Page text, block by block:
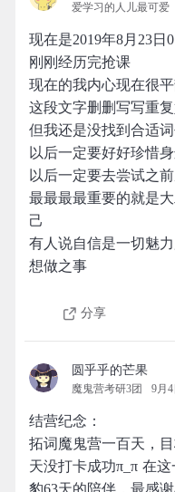
爱学习的人儿最可爱
现在是2019年8月23日
刚刚经历完抢课
现在的我内心现在很
这段文字删删写写重
但我还是没找到合适
以后一定要好好珍惜
以后一定要去尝试之
最最最最重要的就是
己
有人说自信是一切魅
想做之事
分享
圆乎乎的芒果
魔鬼营考研3团 9月
结营纪念：
拓词魔鬼营一百天，
天没打卡成功π_π 在
豹63天的陪伴，最感